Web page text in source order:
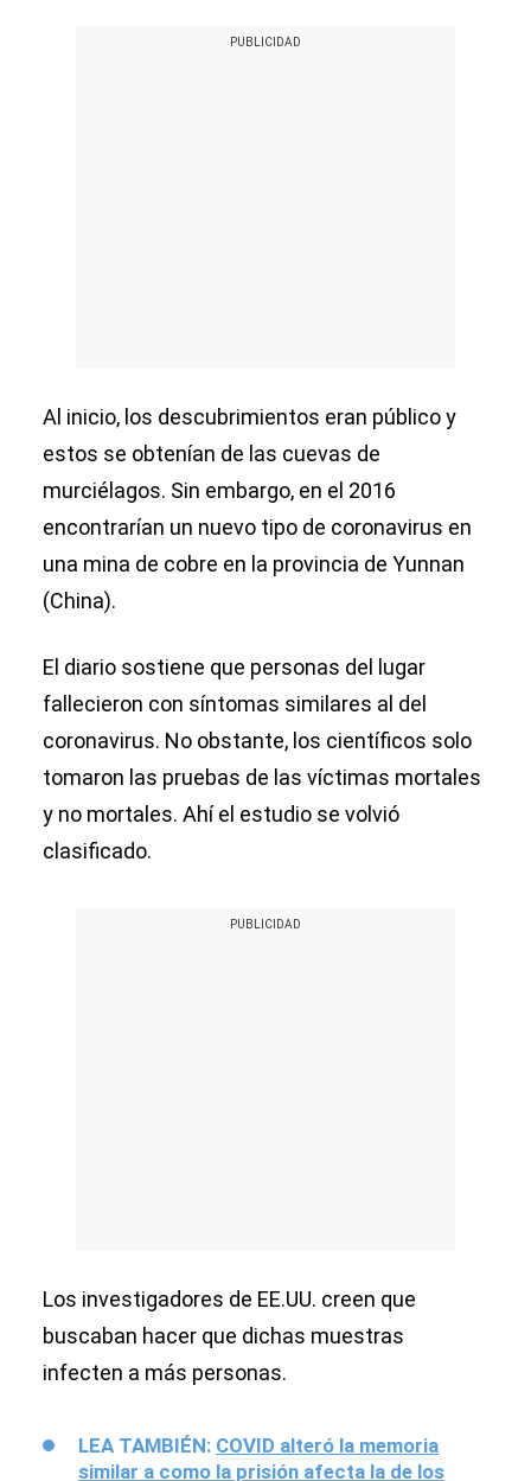
Al inicio, los descubrimientos eran público y
estos se obtenían de las cuevas de
murciélagos. Sin embargo, en el 2016
encontrarían un nuevo tipo de coronavirus en
una mina de cobre en la provincia de Yunnan
(China).
El diario sostiene que personas del lugar
fallecieron con síntomas similares al del
coronavirus. No obstante, los científicos solo
tomaron las pruebas de las víctimas mortales
y no mortales. Ahí el estudio se volvió
clasificado.
Los investigadores de EE.UU. creen que
buscaban hacer que dichas muestras
infecten a más personas.
LEA TAMBIÉN: COVID alteró la memoria
similar a como la prisión afecta la de los